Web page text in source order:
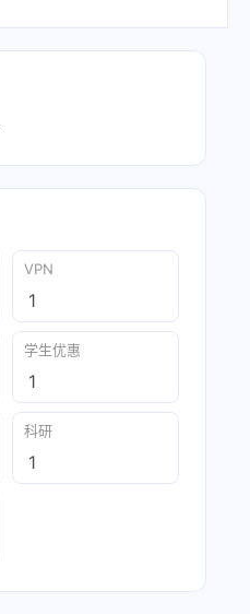
VPN
1
学生优惠
1
科研
1